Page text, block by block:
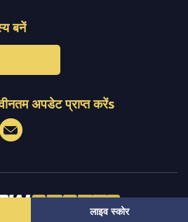
लाइव स्कोर
बनें
अपडेट प्राप्त करेंs